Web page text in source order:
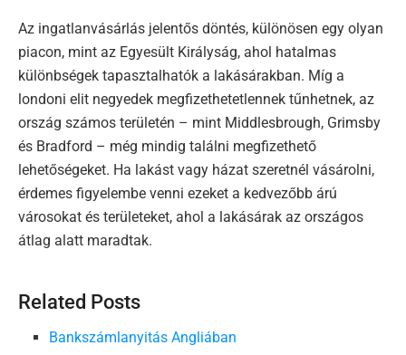
Az ingatlanvásárlás jelentős döntés, különösen egy olyan
piacon, mint az Egyesült Királyság, ahol hatalmas
különbségek tapasztalhatók a lakásárakban. Míg a
londoni elit negyedek megfizethetetlennek tűnhetnek, az
ország számos területén – mint Middlesbrough, Grimsby
és Bradford – még mindig találni megfizethető
lehetőségeket. Ha lakást vagy házat szeretnél vásárolni,
érdemes figyelembe venni ezeket a kedvezőbb árú
városokat és területeket, ahol a lakásárak az országos
átlag alatt maradtak.
Related Posts
Bankszámlanyitás Angliában